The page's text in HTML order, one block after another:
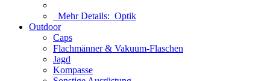
Mehr Details: Optik
Outdoor
Caps
Flachmänner & Vakuum-Flaschen
Jagd
Kompasse